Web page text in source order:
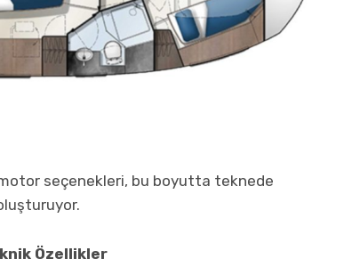
seçenekleri, bu boyutta teknede
Özellikler